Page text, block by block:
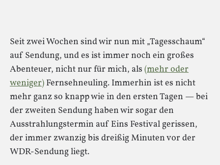
Seit zwei Wochen sind wir nun mit „Tagesschaum“
auf Sendung, und es ist immer noch ein großes
Abenteuer, nicht nur für mich, als (mehr oder
weniger) Fernsehneuling. Immerhin ist es nicht
mehr ganz so knapp wie in den ersten Tagen — bei
der zweiten Sendung haben wir sogar den
Ausstrahlungstermin auf Eins Festival gerissen,
der immer zwanzig bis dreißig Minuten vor der
WDR-Sendung liegt.